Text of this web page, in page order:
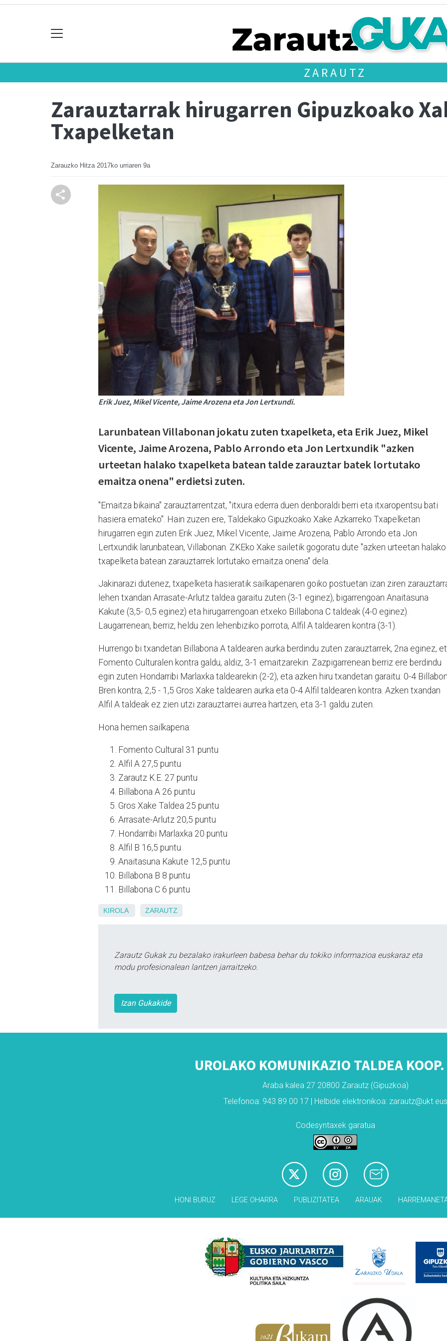
ZARAUTZ
Zarauztarrak hirugarren Gipuzkoako
Txapelketan
Zarauzko Hitza 2017ko urriaren 9a
Erik Juez, Mikel Vicente, Jaime Arozena eta Jon Lertxundi.
Larunbatean Villabonan jokatu zuten txapelketa, eta Erik Juez, Mikel
Vicente, Jaime Arozena, Pablo Arrondo eta Jon Lertxundik "azken
urteetan halako txapelketa batean talde zarauztar batek lortutako
emaitza onena" erdietsi zuten.
"Emaitza bikaina" zarauztarrentzat, "itxura ederra duen denboraldi berri eta itxaropentsu bati
hasiera emateko". Hain zuzen ere, Taldekako Gipuzkoako Xake Azkarreko Txapelketan
hirugarren egin zuten Erik Juez, Mikel Vicente, Jaime Arozena, Pablo Arrondo eta Jon
Lertxundik larunbatean, Villabonan. ZKEko Xake sailetik gogoratu dute "azken urteetan halako
txapelketa batean zarauztarrek lortutako emaitza onena" dela.
Jakinarazi dutenez, txapelketa hasieratik sailkapenaren goiko postuetan izan ziren
lehen txandan Arrasate-Arlutz taldea garaitu zuten (3-1 eginez), bigarrengoan Anaitasuna
Kakute (3,5- 0,5 eginez) eta hirugarrengoan etxeko Billabona C taldeak (4-0 eginez).
Laugarrenean, berriz, heldu zen lehenbiziko porrota, Alfil A taldearen kontra (3-1).
Hurrengo bi txandetan Billabona A taldearen aurka berdindu zuten zarauztarrek, 2na eginez,
Fomento Culturalen kontra galdu, aldiz, 3-1 emaitzarekin. Zazpigarrenean berriz ere berdindu
egin zuten Hondarribi Marlaxka taldearekin (2-2), eta azken hiru txandetan garaitu: 0-4
Bren kontra, 2,5 - 1,5 Gros Xake taldearen aurka eta 0-4 Alfil taldearen kontra. Azken txandan
Alfil A taldeak ez zien utzi zarauztarrei aurrea hartzen, eta 3-1 galdu zuten.
Hona hemen sailkapena:
Fomento Cultural 31 puntu
Alfil A 27,5 puntu
Zarautz K.E. 27 puntu
Billabona A 26 puntu
Gros Xake Taldea 25 puntu
Arrasate-Arlutz 20,5 puntu
Hondarribi Marlaxka 20 puntu
Alfil B 16,5 puntu
Anaitasuna Kakute 12,5 puntu
Billabona B 8 puntu
Billabona C 6 puntu
KIROLA ZARAUTZ
Zarautz Gukak zu bezalako irakurleen babesa behar du tokiko informazioa euskaraz eta
modu profesionalean lantzen jarraitzeko.
Izan Gukakide
UROLAKO KOMUNIKAZIO TALDEA
Araba kalea 27 20800 Zarautz (Gipuzkoa)
Telefonoa: 943 89 00 17 | Helbide elektronikoa: zarautz@ukt.eus
Codesyntaxek garatua
HONI BURUZ LEGE OHARRA PUBLIZITATEA ARAUAK